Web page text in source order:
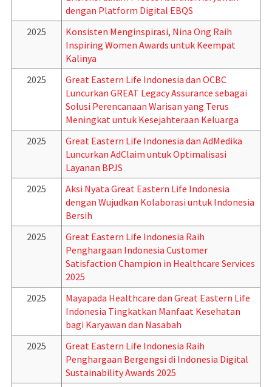
dengan Platform Digital EBQS
2025
Konsisten Menginspirasi, Nina Ong Raih
Inspiring Women Awards untuk Keempat
Kalinya
2025
Great Eastern Life Indonesia dan OCBC
Luncurkan GREAT Legacy Assurance sebagai
Solusi Perencanaan Warisan yang Terus
Meningkat untuk Kesejahteraan Keluarga
2025
Great Eastern Life Indonesia dan AdMedika
Luncurkan AdClaim untuk Optimalisasi
Layanan BPJS
2025
Aksi Nyata Great Eastern Life Indonesia
dengan Wujudkan Kolaborasi untuk Indonesia
Bersih
2025
Great Eastern Life Indonesia Raih
Penghargaan Indonesia Customer
Satisfaction Champion in Healthcare Services
2025
2025
Mayapada Healthcare dan Great Eastern Life
Indonesia Tingkatkan Manfaat Kesehatan
bagi Karyawan dan Nasabah
2025
Great Eastern Life Indonesia Raih
Penghargaan Bergengsi di Indonesia Digital
Sustainability Awards 2025